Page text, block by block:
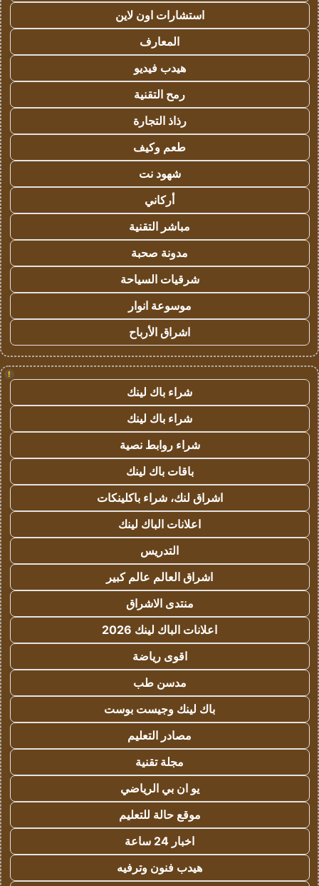
استشارات اون لاين
المعارف
هيدب فيديو
رمح التقنية
رذاذ التجارة
طعم وكيف
شهود نت
أركاني
مباشر التقنية
مدونة صحبة
شرقيات السياحة
موسوعة انوار
اشراق الأرباح
!
شراء باك لينك
شراء باك لينك
شراء روابط نصية
باقات باك لينك
اشراق لنك، شراء باكلينكات
اعلانات الباك لينك
التدريس
اشراق العالم عالم كبير
منتدى الاشراق
اعلانات الباك لينك 2026
اقوى رياضة
مدسن طب
باك لينك وجيست بوست
مصادر التعليم
مجلة تقنية
يو ان بي الرياضي
موقع حالة للتعليم
اخبار 24 ساعة
هيدب فنون وترفيه